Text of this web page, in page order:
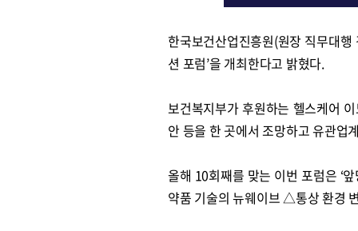
한국보건산업진흥원(원장 직무대
션 포럼’을 개최한다고 밝혔다.
보건복지부가 후원하는 헬스케어
안 등을 한 곳에서 조망하고 유관업
올해 10회째를 맞는 이번 포럼은 ‘
약품 기술의 뉴웨이브 △통상 환경